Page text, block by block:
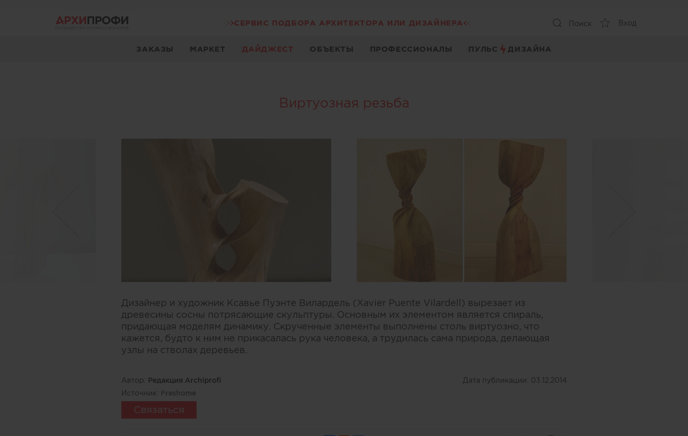
СЕРВИС ПОДБОРА АРХИТЕКТОРА ИЛИ ДИЗАЙНЕРА Поиск Вход
ЗАКАЗЫ МАРКЕТ ДАЙДЖЕСТ ОБЪЕКТЫ ПРОФЕССИОНАЛЫ ПУЛЬС ДИЗАЙНА
Виртуозная резьба
Дизайнер и художник Ксавье Пуэнте Вилардель (Xavier Puente Vilardell) вырезает из
древесины сосны потрясающие скульптуры. Основным их элементом является спираль,
придающая моделям динамику. Скрученные элементы выполнены столь виртуозно, что
кажется, будто к ним не прикасалась рука человека, а трудилась сама природа, делающая
узлы на стволах деревьев.
Автор: Редакция Archiprofi Дата публикации: 03.12.2014
Источник: Freshome
Связаться